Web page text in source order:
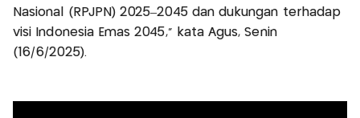
Nasional (RPJPN) 2025–2045 dan dukungan terhadap
visi Indonesia Emas 2045," kata Agus, Senin
(16/6/2025).